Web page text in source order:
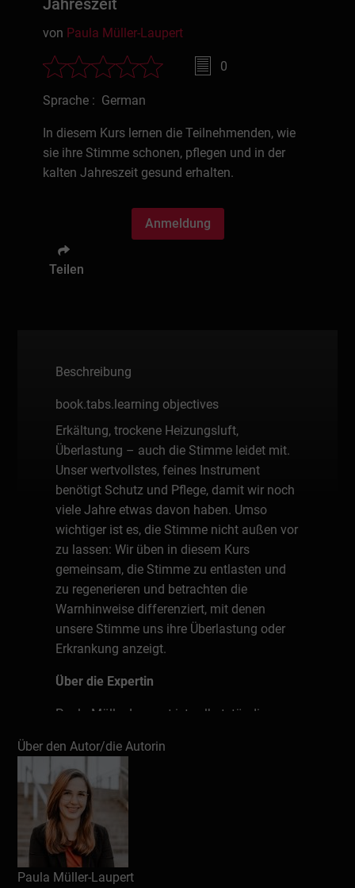
Jahreszeit
von Paula Müller-Laupert
0
Sprache : German
In diesem Kurs lernen die Teilnehmenden, wie
sie ihre Stimme schonen, pflegen und in der
kalten Jahreszeit gesund erhalten.
Anmeldung
Teilen
Beschreibung
book.tabs.learning objectives
Erkältung, trockene Heizungsluft,
Überlastung – auch die Stimme leidet mit.
Unser wertvollstes, feines Instrument
benötigt Schutz und Pflege, damit wir noch
viele Jahre etwas davon haben. Umso
wichtiger ist es, die Stimme nicht außen vor
zu lassen: Wir üben in diesem Kurs
gemeinsam, die Stimme zu entlasten und
zu regenerieren und betrachten die
Warnhinweise differenziert, mit denen
unsere Stimme uns ihre Überlastung oder
Erkrankung anzeigt.
Über die Expertin
Paula Müller-Laupert ist selbstständige
mit Stimmfluencer.de auf die Arbeit mit
beruflich sprechenden Menschen im online
und offline Bereich spezialisiert. Als
staatlich geprüfte Atem-, Sprech- und
Stimmlehrerin lässt sie ihre Erfahrungen
aus dem Bereich der Therapie von Sprach-,
Sprech- und Stimmstörungen, auf der
Über den Autor/die Autorin
Paula Müller-Laupert